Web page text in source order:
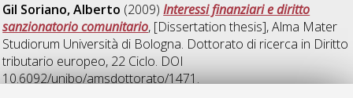
Gil Soriano, Alberto (2009)Interessi finanziari e diritto
sanzionatorio comunitario, [Dissertation thesis], Alma Mater
Studiorum Università di Bologna. Dottorato di ricerca in Diritto
tributario europeo, 22 Ciclo. DOI
10.6092/unibo/amsdottorato/1471.